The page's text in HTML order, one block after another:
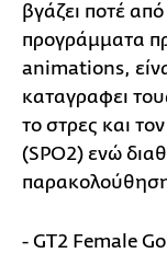
βγάζει ποτέ
προγράμματα
animations,
καταγραφει
το στρες και
(SPO2) ενώ
- GT2 Female